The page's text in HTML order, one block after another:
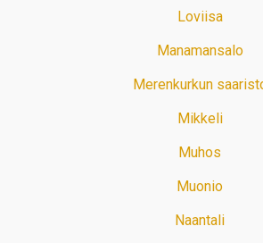
Loviisa
Manamansalo
Merenkurkun
Mikkeli
Muhos
Muonio
Naantali